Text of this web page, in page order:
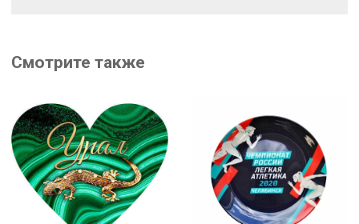
Смотрите также